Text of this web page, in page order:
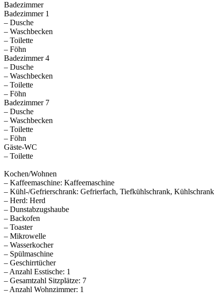
Badezimmer
Badezimmer 1
– Dusche
– Waschbecken
– Toilette
– Föhn
Badezimmer 4
– Dusche
– Waschbecken
– Toilette
– Föhn
Badezimmer 7
– Dusche
– Waschbecken
– Toilette
– Föhn
Gäste-WC
– Toilette
Kochen/Wohnen
– Kaffeemaschine: Kaffeemaschine
– Kühl-/Gefrierschrank: Gefrierfach, Tiefkühlschrank, Kühlschrank
– Herd: Herd
– Dunstabzugshaube
– Backofen
– Toaster
– Mikrowelle
– Wasserkocher
– Spülmaschine
– Geschirrtücher
– Anzahl Esstische: 1
– Gesamtzahl Sitzplätze: 7
– Anzahl Wohnzimmer: 1